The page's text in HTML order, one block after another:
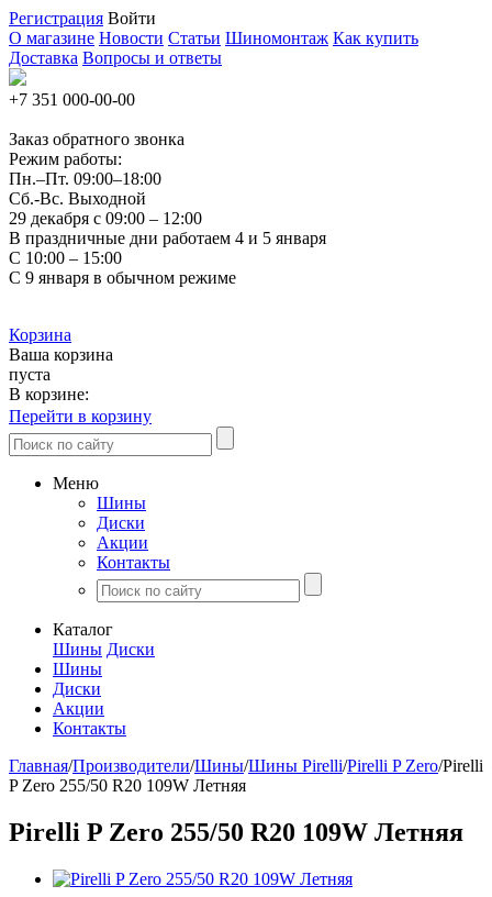
Регистрация Войти
О магазине Новости Статьи Шиномонтаж Как купить
Доставка Вопросы и ответы
+7 351 000-00-00
Заказ обратного звонка
Режим работы:
Пн.–Пт. 09:00–18:00
Сб.-Вс. Выходной
29 декабря с 09:00 – 12:00
В праздничные дни работаем 4 и 5 января
С 10:00 – 15:00
С 9 января в обычном режиме
Корзина
Ваша корзина
пуста
В корзине:
Перейти в корзину
Меню
Шины
Диски
Акции
Контакты
Каталог
Шины Диски
Шины
Диски
Акции
Контакты
Главная/Производители/Шины/Шины Pirelli/Pirelli P Zero/Pirelli
P Zero 255/50 R20 109W Летняя
Pirelli P Zero 255/50 R20 109W Летняя